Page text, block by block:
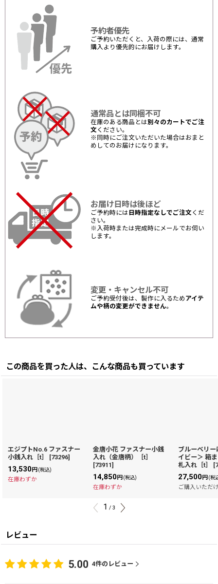
予約者優先
ご予約いただくと、入荷の際には、通常
購入より優先的にお届けします。
通常品とは同梱不可
在庫のある商品とは別々のカートでご注
文 ください。
※同時にご注文いただいた場合はおまと
めしてのお届けになります。
お届け日時は後ほど
ご予約時には 日時指定なしでご注文 くだ
さい。
※入荷時または完成時にメールでお伺い
します。
変更・キャンセル不可
ご予約受付後は、製作に入るため アイテ
ムや柄の変更ができません。
この商品を買った人は、こんな商品も買っています
エジプトNo.6 ファスナー
小銭入れ［t］
[73296]
13,530円(税込)
在庫わずか
金唐小花 ファスナー小銭
入れ（金唐柄）［t］
[73911]
14,850円(税込)
在庫わずか
ブルーベリ
イビー＞ 箱
札入れ［t］
[
27,500円(税
ご購入いただ
1 / 3
レビュー
5.00 4件のレビュー